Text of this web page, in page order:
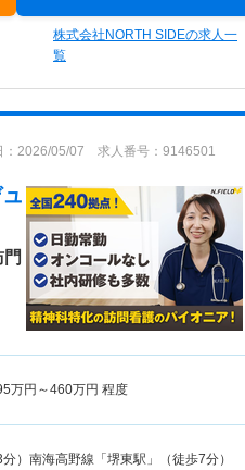
株式会社NORTH SIDEの求人一
覧
：2026/05/07 求人番号：9146501
万円～460万円 程度
）南海高野線「堺東駅」（徒歩7分）